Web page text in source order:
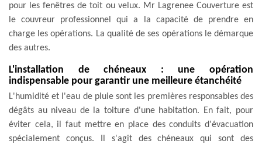
pour les fenêtres de toit ou velux. Mr Lagrenee Couverture est
le couvreur professionnel qui a la capacité de prendre en
charge les opérations. La qualité de ses opérations le démarque
des autres.
L'installation de chéneaux : une opération
indispensable pour garantir une meilleure étanchéité
L'humidité et l'eau de pluie sont les premières responsables des
dégâts au niveau de la toiture d'une habitation. En fait, pour
éviter cela, il faut mettre en place des conduits d'évacuation
spécialement conçus. Il s'agit des chéneaux qui sont des